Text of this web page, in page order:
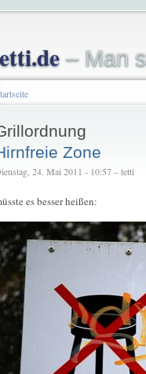
– Man
Zone
24. Mai 2011 - 10:57 – tetti
es besser heißen: